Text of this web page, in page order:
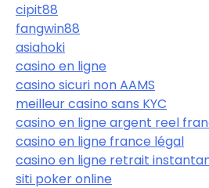
cipit88
fangwin88
asiahoki
casino en ligne
casino sicuri non AAMS
meilleur casino sans KYC
casino en ligne argent reel
casino en ligne france légal
casino en ligne retrait
siti poker online